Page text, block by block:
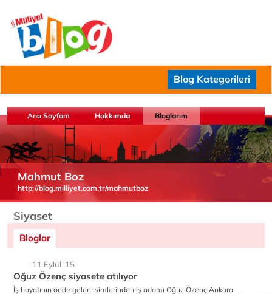
Blog Kategorileri
Ana Sayfam Hakkımda Bloglarım
Mahmut Boz
http://blog.milliyet.com.tr/mahmutboz
Siyaset
Bloglar
11 Eylül '15
Oğuz Özenç siyasete atılıyor
İş hayatının önde gelen isimlerinden iş adamı Oğuz Özenç Ankara